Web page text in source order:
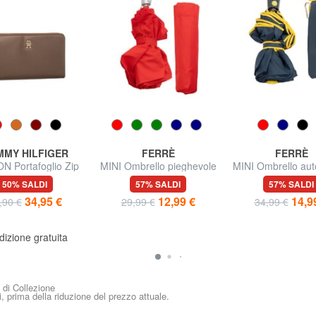
HILFIGER
Portafoglio Zip
Around
50% SALDI
€ 34,95 €
gratuita
FERRÈ
MINI Ombrello pieghevole
apertura automatica
57% SALDI
29,99 € 12,99 €
FERRÈ
MINI Ombrello
Open/
57% SALDI
34,99 €
Collezione
della riduzione del prezzo attuale.